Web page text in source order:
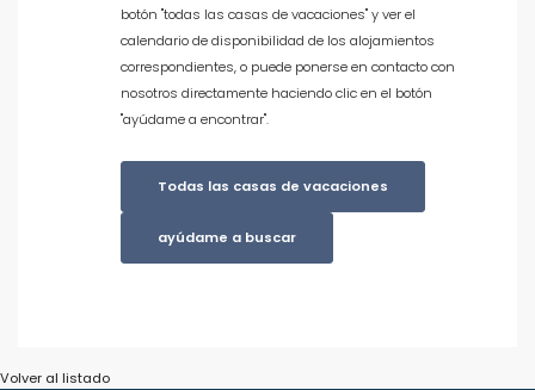
botón "todas las casas de vacaciones" y ver el
calendario de disponibilidad de los alojamientos
correspondientes, o puede ponerse en contacto con
nosotros directamente haciendo clic en el botón
"ayúdame a encontrar".
Todas las casas de vacaciones
ayúdame a buscar
Volver al listado